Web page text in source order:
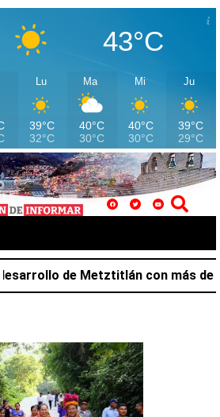
43°C
Lu
39°C
32°C
Ma
40°C
30°C
Mi
40°C
30°C
Ju
39°C
29°C
de Metztitlán con más de